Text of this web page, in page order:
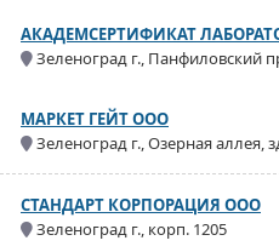
АКАДЕМСЕРТИФИКАТ
Зеленоград г., Панфиловский
МАРКЕТ ГЕЙТ ООО
Зеленоград г., Озерная аллея,
СТАНДАРТ КОРПОРАЦИЯ ООО
Зеленоград г., корп. 1205